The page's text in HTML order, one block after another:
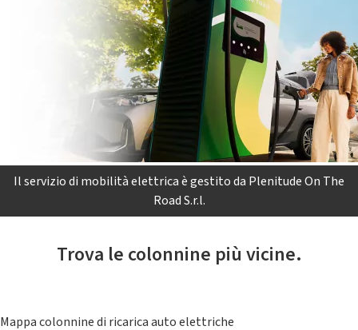
Il servizio di mobilità elettrica è gestito da Plenitude On The
Road S.r.l.
Trova le colonnine più vicine.
Mappa colonnine di ricarica auto elettriche